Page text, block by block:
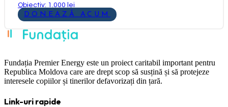
Obiectiv: 1.000 lei
DONEAZĂ ACUM
Fundația Premier Energy este un proiect caritabil important pentru
Republica Moldova care are drept scop să susțină și să protejeze
interesele copiilor și tinerilor defavorizați din țară.
Link-uri rapide